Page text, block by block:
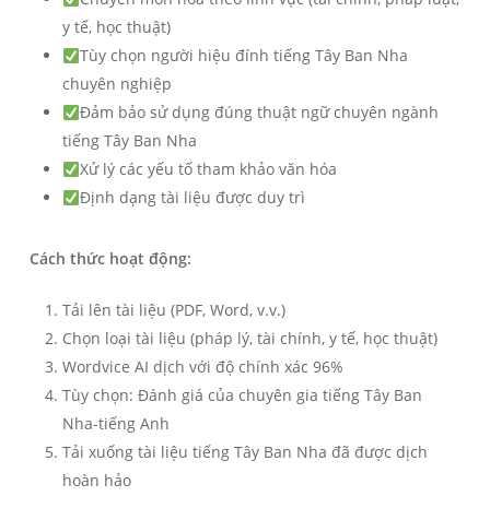
y tế, học thuật)
Tùy chọn người hiệu đính tiếng Tây Ban Nha
chuyên nghiệp
Đảm bảo sử dụng đúng thuật ngữ chuyên ngành
tiếng Tây Ban Nha
Xử lý các yếu tố tham khảo văn hóa
Định dạng tài liệu được duy trì
Cách thức hoạt động:
Tải lên tài liệu (PDF, Word, v.v.)
Chọn loại tài liệu (pháp lý, tài chính, y tế, học thuật)
Wordvice AI dịch với độ chính xác 96%
Tùy chọn: Đánh giá của chuyên gia tiếng Tây Ban
Nha-tiếng Anh
Tải xuống tài liệu tiếng Tây Ban Nha đã được dịch
hoàn hảo